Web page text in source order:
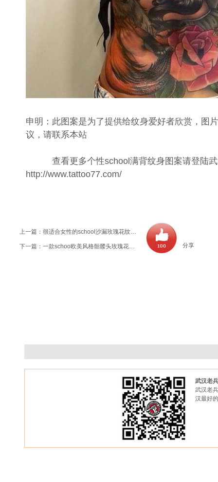
申明：此图案是为了提供给纹身爱好者欣赏，图
议，请联系本站
查看更多个性school满背纹身图案请登陆武
http://www.tattoo77.com/
上一篇： 很适合女性的school沙漏玫瑰花纹身图案大全
下一篇： 一款schoo欧美风格骷髅头玫瑰花纹身图案由武汉纹身店推荐 分享
武汉老
武汉老
汉最好